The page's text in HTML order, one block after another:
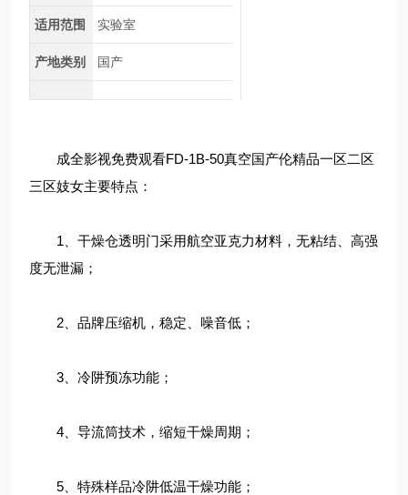
适用范围 实验室
产地类别 国产
成全影视免费观看FD-1B-50真空国产伦精品一区二区
三区妓女主要特点：
1、干燥仓透明门采用航空亚克力材料，无粘结、高强
度无泄漏；
2、品牌压缩机，稳定、噪音低；
3、冷阱预冻功能；
4、导流筒技术，缩短干燥周期；
5、特殊样品冷阱低温干燥功能；